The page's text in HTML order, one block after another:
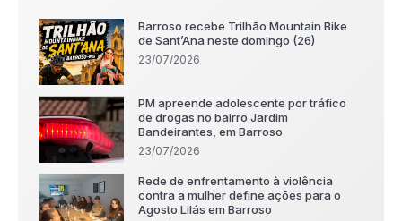
Barroso recebe Trilhão Mountain Bike
de Sant’Ana neste domingo (26)
23/07/2026
PM apreende adolescente por tráfico
de drogas no bairro Jardim
Bandeirantes, em Barroso
23/07/2026
Rede de enfrentamento à violência
contra a mulher define ações para o
Agosto Lilás em Barroso